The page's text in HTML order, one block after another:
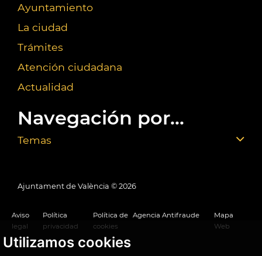
Utilizamos cookies
Ayuntamiento
La ciudad
Trámites
Atención ciudadana
Actualidad
Navegación por...
Temas
Ajuntament de València © 2026
Aviso
legal
Política
privacidad
Política de
cookies
Agencia Antifraude
Mapa
Web